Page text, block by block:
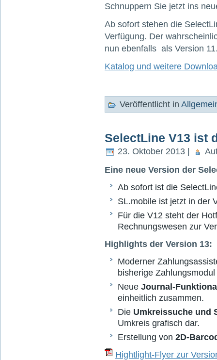
Schnuppern Sie jetzt ins
Ab sofort stehen die
Verfügung. Der
nun ebenfalls als Version
Katalog und weitere
Veröffentlicht in
SelectLine V13 ist
23. Oktober 2013 |
Eine neue Version der
Ab sofort ist die
SL.mobile ist jetzt in der
Für die V12 steht der
Rechnungswesen zur
Highlights der Version 13:
Moderner
bisherige
Neue Journal-
einheitlich zusammen.
Die Umkreissuche und
Umkreis grafisch dar.
Erstellung von 2D-
Hightlight-Flyer zur